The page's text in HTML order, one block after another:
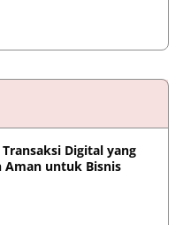
Transaksi Digital yang
Aman untuk Bisnis